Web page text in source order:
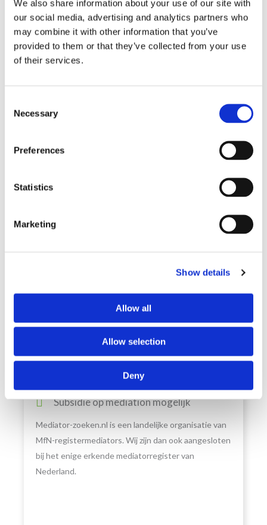
We also share information about your use of our site with
our social media, advertising and analytics partners who
may combine it with other information that you’ve
provided to them or that they’ve collected from your use
of their services.
Selection
Necessary
Preferences
Statistics
Marketing
Show details
Allow all
Allow selection
Deny
laten en zijn uw emoties bedaard? Dan zult u meer
rust en ruimte in uw hoofd krijgen. Het is nu
gemakkelijker om logisch na te denken en een
volledige proces kunt u samen doorlopen met een
mediator. Een mediator kan als een ervaren en
professionele bemiddelaar u en de overige
betrokkenen perfect begeleiden in elke fase van
dit proces. Vraag hier gratis en vrijblijvend
Landelijk netwerk MfN-
registermediators
Meer dan 20 jaar expertise
Scheiden, arbeidsmediation, zakelijke en
familiemediation
Mediation binnen een week starten
Subsidie op mediation mogelijk
Mediator-zoeken.nl is een landelijke organisatie van
MfN-registermediators. Wij zijn dan ook aangesloten
bij het enige erkende mediatorregister van
Nederland.